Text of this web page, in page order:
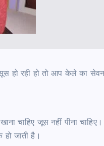
हो रही हो तो आप केले का
चाहिए जूस नहीं पीना
जाती है।